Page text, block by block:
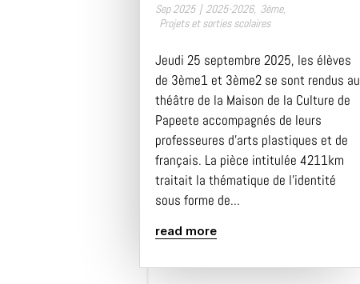
Sep 2025 | 2025-2026, 3ème,
Projets et sorties scolaires
Jeudi 25 septembre 2025, les élèves
de 3ème1 et 3ème2 se sont rendus au
théâtre de la Maison de la Culture de
Papeete accompagnés de leurs
professeures d’arts plastiques et de
français. La pièce intitulée 4211km
traitait la thématique de l’identité
sous forme de...
read more